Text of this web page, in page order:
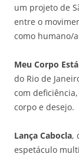
um projeto de
entre o
como humano/
Meu Corpo
do Rio de
com
corpo e desejo.
Lança Cabocla,
espetáculo